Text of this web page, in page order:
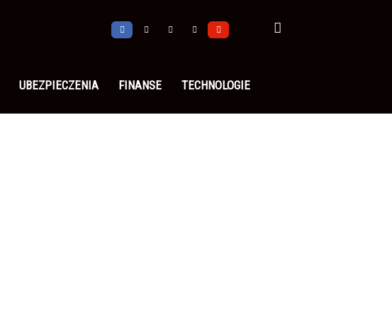
UBEZPIECZENIA FINANSE TECHNOLOGIE